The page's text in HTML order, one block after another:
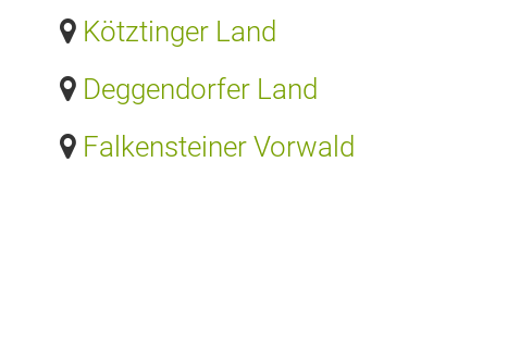
Kötztinger Land
Deggendorfer Land
Falkensteiner Vorwald